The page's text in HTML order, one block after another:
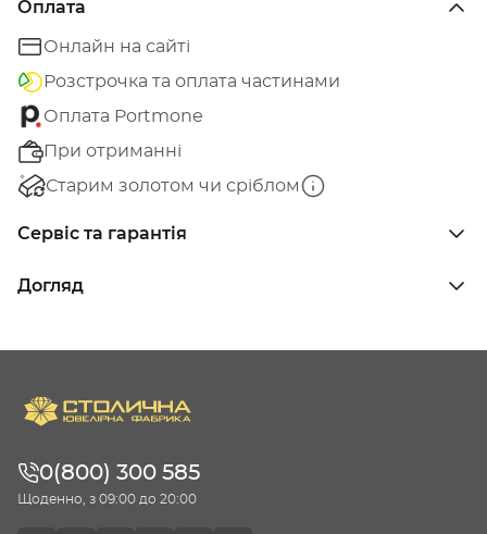
Оплата
Онлайн на сайті
Розстрочка та оплата частинами
Оплата Portmone
При отриманні
Старим золотом чи сріблом
Сервіс та гарантія
Догляд
0(800) 300 585
Щоденно, з 09:00 до 20:00